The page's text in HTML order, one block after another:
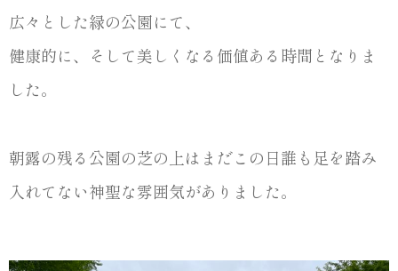
広々とした緑の公園にて、
健康的に、そして美しくなる価値ある時間となりま
した。
朝露の残る公園の芝の上はまだこの日誰も足を踏み
入れてない神聖な雰囲気がありました。